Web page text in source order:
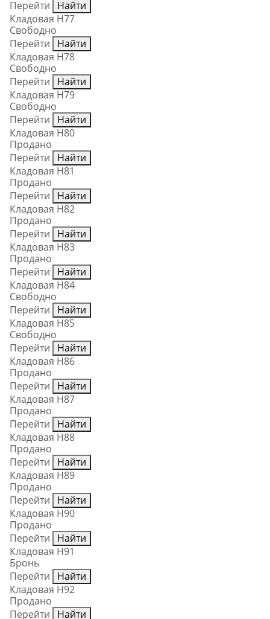
Перейти
Найти
Кладовая Н77
Свободно
Перейти
Найти
Кладовая Н78
Свободно
Перейти
Найти
Кладовая Н79
Свободно
Перейти
Найти
Кладовая Н80
Продано
Перейти
Найти
Кладовая Н81
Продано
Перейти
Найти
Кладовая Н82
Продано
Перейти
Найти
Кладовая Н83
Продано
Перейти
Найти
Кладовая Н84
Свободно
Перейти
Найти
Кладовая Н85
Свободно
Перейти
Найти
Кладовая Н86
Продано
Перейти
Найти
Кладовая Н87
Продано
Перейти
Найти
Кладовая Н88
Продано
Перейти
Найти
Кладовая Н89
Продано
Перейти
Найти
Кладовая Н90
Продано
Перейти
Найти
Кладовая Н91
Бронь
Перейти
Найти
Кладовая Н92
Продано
Перейти
Найти